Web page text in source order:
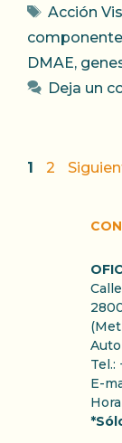
Etiquetas
Acción
DMAE,
Deja un
Página
1 Página
2
Tel.:
E-